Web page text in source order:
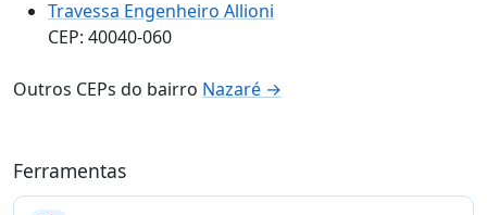
Travessa Engenheiro Allioni
CEP: 40040-060
Outros CEPs do bairro Nazaré →
Ferramentas